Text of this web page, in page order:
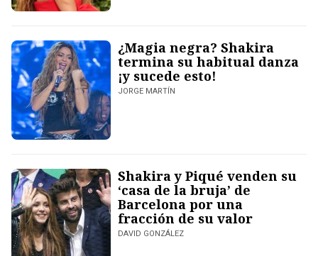
¿Magia negra? Shakira
termina su habitual danza
¡y sucede esto!
JORGE MARTÍN
Shakira y Piqué venden su
‘casa de la bruja’ de
Barcelona por una
fracción de su valor
DAVID GONZÁLEZ